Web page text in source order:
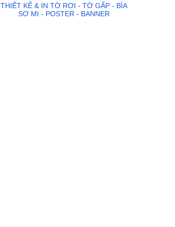
THIẾT KẾ & IN TỜ RƠI - TỜ GẤP - BÌA
SƠ MI - POSTER - BANNER